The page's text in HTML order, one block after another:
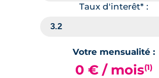
Taux d'interêt* :
Votre mensualité :
0 € / mois(1)